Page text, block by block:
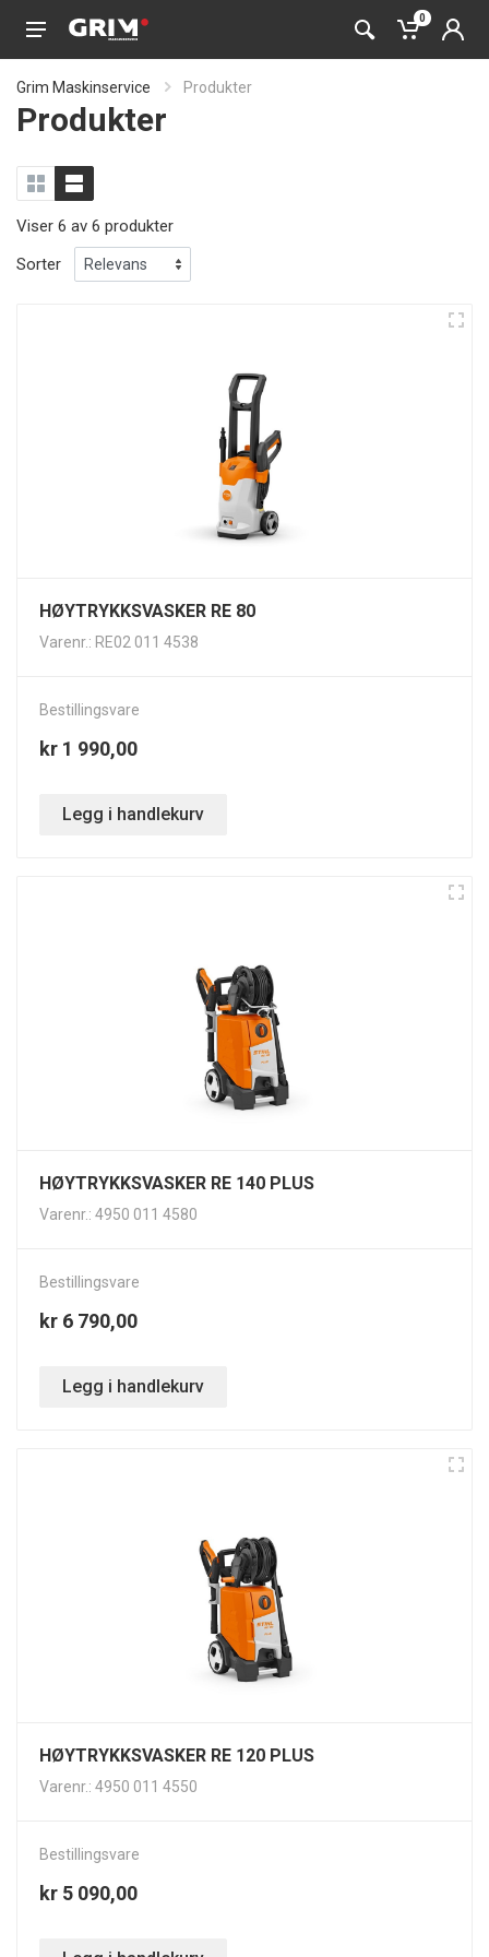
0
Grim Maskinservice Produkter
Produkter
Viser 6 av 6 produkter
Sorter
HØYTRYKKSVASKER RE 80
Varenr.: RE02 011 4538
Bestillingsvare
kr 1 990,00
Legg i handlekurv
HØYTRYKKSVASKER RE 140 PLUS
Varenr.: 4950 011 4580
Bestillingsvare
kr 6 790,00
Legg i handlekurv
HØYTRYKKSVASKER RE 120 PLUS
Varenr.: 4950 011 4550
Bestillingsvare
kr 5 090,00